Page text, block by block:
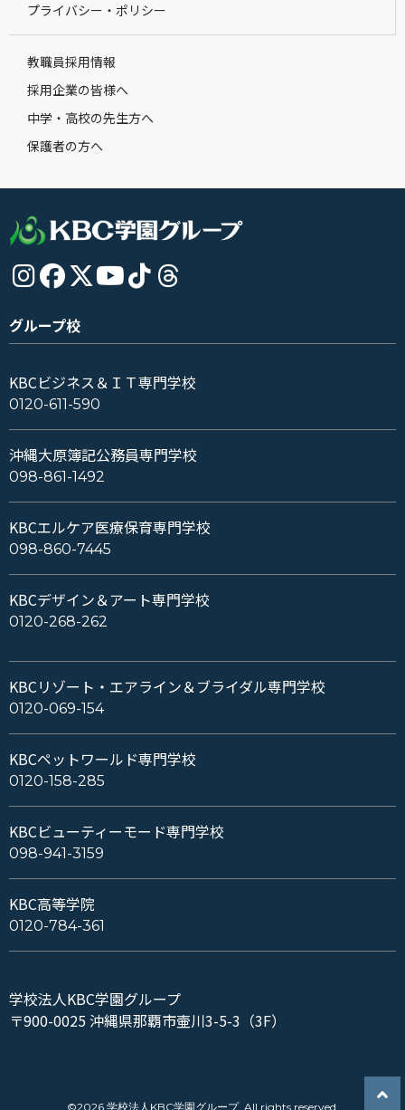
プライバシー・ポリシー
教職員採用情報
採用企業の皆様へ
中学・高校の先生方へ
保護者の方へ
グループ校
KBCビジネス＆ＩＴ専門学校
0120-611-590
沖縄大原簿記公務員専門学校
098-861-1492
KBCエルケア医療保育専門学校
098-860-7445
KBCデザイン＆アート専門学校
0120-268-262
KBCリゾート・エアライン＆ブライダル専門学校
0120-069-154
KBCペットワールド専門学校
0120-158-285
KBCビューティーモード専門学校
098-941-3159
KBC高等学院
0120-784-361
学校法人KBC学園グループ
〒900-0025 沖縄県那覇市壷川3-5-3（3F）
©2026 学校法人KBC学園グループ. All rights reserved.